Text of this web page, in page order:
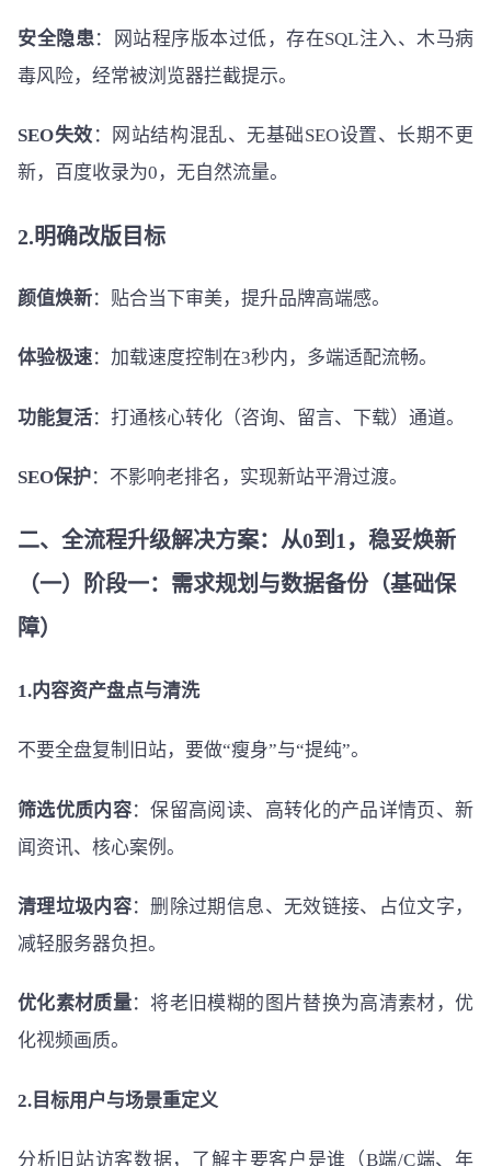
安全隐患 ：网站程序版本过低，存在SQL注入、木马病
毒风险，经常被浏览器拦截提示。
SEO失效 ：网站结构混乱、无基础SEO设置、长期不更
新，百度收录为0，无自然流量。
2.明确改版目标
颜值焕新：贴合当下审美，提升品牌高端感。
体验极速：加载速度控制在3秒内，多端适配流畅。
功能复活：打通核心转化（咨询、留言、下载）通道。
SEO保护：不影响老排名，实现新站平滑过渡。
二、全流程升级解决方案：从0到1，稳妥焕新
（一）阶段一：需求规划与数据备份（基础保
障）
1.内容资产盘点与清洗
不要全盘复制旧站，要做“瘦身”与“提纯”。
筛选优质内容：保留高阅读、高转化的产品详情页、新
闻资讯、核心案例。
清理垃圾内容：删除过期信息、无效链接、占位文字，
减轻服务器负担。
优化素材质量：将老旧模糊的图片替换为高清素材，优
化视频画质。
2.目标用户与场景重定义
分析旧站访客数据，了解主要客户是谁（B端/C端、年